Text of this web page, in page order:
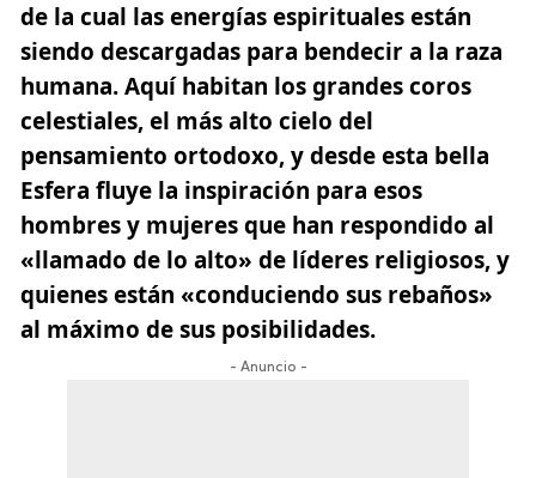
de la cual las energías espiritualesestán
siendo descargadas para bendecir a la raza
humana.Aquí habitan los grandes coros
celestiales, el más alto cielo del
pensamiento ortodoxo, y desde esta bella
Esfera fluye la inspiración para esos
hombres y mujeres que han respondido al
«llamado de lo alto» de líderes religiosos, y
quienes están «conduciendo sus rebaños»
al máximo de sus posibilidades.
- Anuncio -